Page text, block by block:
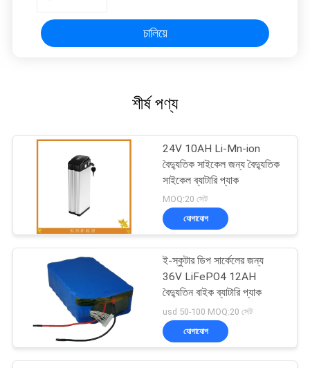
চালিয়ে
শীর্ষ পণ্য
24V 10AH Li-Mn-ion
বৈদ্যুতিক সাইকেল জন্য বৈদ্যুতিক
সাইকেল ব্যাটারি প্যাক
MOQ:20 সেট
যোগাযোগ
ই-স্কুটার ডিপ সার্কেলের জন্য
36V LiFePO4 12AH
বৈদ্যুতিন বাইক ব্যাটারি প্যাক
usd 50-100 MOQ:20 সেট
যোগাযোগ